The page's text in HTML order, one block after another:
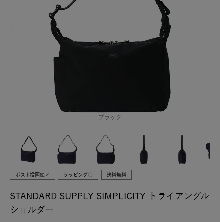
ブラック
ポスト投函便× ラッピング○ 送料無料
STANDARD SUPPLY SIMPLICITY トライアングル
ショルダー